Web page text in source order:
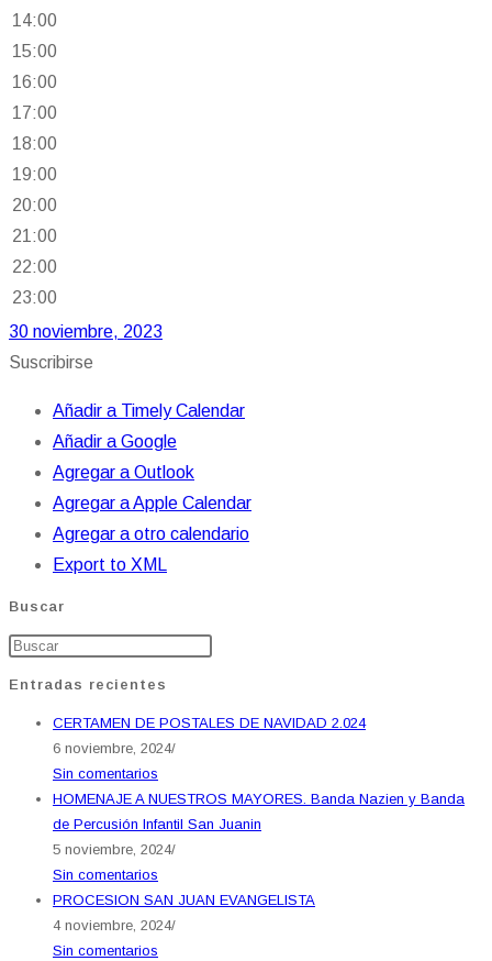
14:00
15:00
16:00
17:00
18:00
19:00
20:00
21:00
22:00
23:00
30 noviembre, 2023
Suscribirse
Añadir a Timely Calendar
Añadir a Google
Agregar a Outlook
Agregar a Apple Calendar
Agregar a otro calendario
Export to XML
Buscar
Entradas recientes
CERTAMEN DE POSTALES DE NAVIDAD 2.024
6 noviembre, 2024/
Sin comentarios
HOMENAJE A NUESTROS MAYORES. Banda Nazien y Banda
de Percusión Infantil San Juanin
5 noviembre, 2024/
Sin comentarios
PROCESION SAN JUAN EVANGELISTA
4 noviembre, 2024/
Sin comentarios